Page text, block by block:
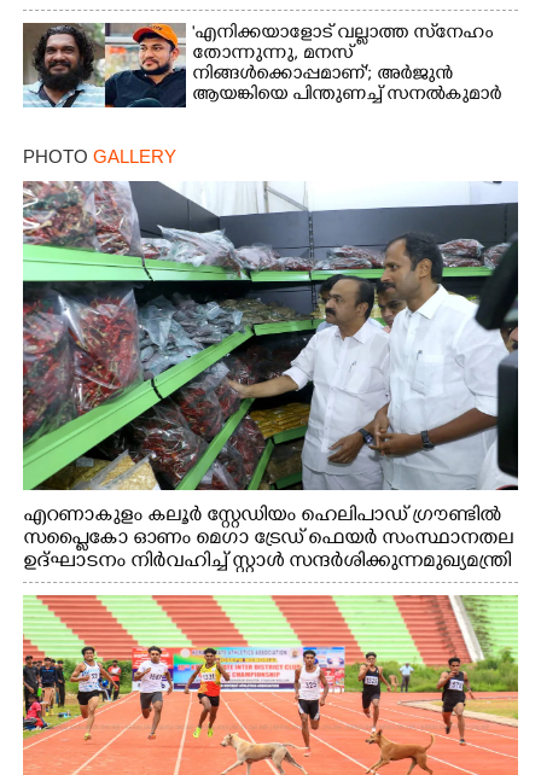
'എനിക്കയാളോട് വല്ലാത്ത സ്‌നേഹം
തോന്നുന്നു, മനസ്
നിങ്ങൾക്കൊപ്പമാണ്'; അർജുൻ
ആയങ്കിയെ പിന്തുണച്ച് സനൽകുമാർ
PHOTO GALLERY
എറണാകുളം കലൂർ സ്റ്റേഡിയം ഹെലിപാഡ് ഗ്രൗണ്ടിൽ
സപ്ളൈകോ ഓണം മെഗാ ട്രേഡ് ഫെയർ സംസ്ഥാനതല
ഉദ്ഘാടനം നിർവഹിച്ച് സ്റ്റാൾ സന്ദർശിക്കുന്ന മുഖ്യമന്ത്രി
വി.ഡി. സതീശൻ. മന്ത്രി അനൂപ് ജേക്കബ് സമീപം